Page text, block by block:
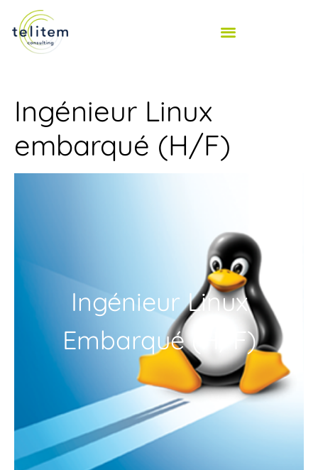
Ingénieur Linux
embarqué (H/F)
Ingénieur Linux
Embarqué (H/F)